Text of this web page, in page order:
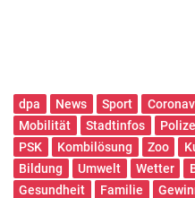
dpa News Sport
Mobilität
Stadtinfos
PSK
Kombilösung Zoo
Bildung
Umwelt Wetter
Gesundheit
Familie